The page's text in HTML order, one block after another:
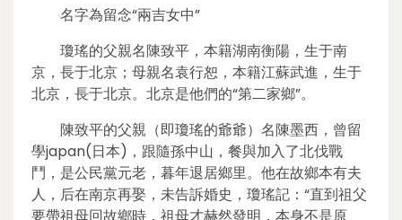
名字為留念“兩吉女中”
瓊瑤的父親名陳致平，本籍湖南衡陽，生于南
京，長于北京；母親名袁行恕，本籍江蘇武進，生于
北京，長于北京。北京是他們的“第二家鄉”。
陳致平的父親（即瓊瑤的爺爺）名陳墨西，曾留
學japan(日本)，跟隨孫中山，餐與加入了北伐戰
鬥，是公民黨元老，暮年退居鄉里。他在故鄉本有夫
人，后在南京再娶，未告訴婚史，瓊瑤記：“直到祖父